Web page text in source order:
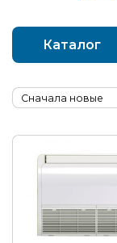
Каталог